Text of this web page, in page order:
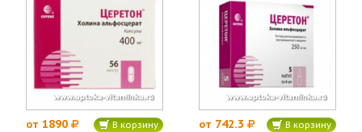
от 1890 В корзину от 742.3 В корзину